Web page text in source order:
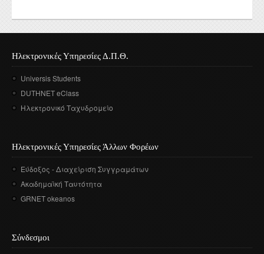
Ηλεκτρονικές Υπηρεσίες Δ.Π.Θ.
Universis Students
DUTHNET eClass
Ηλεκτρονικό Ταχυδρομείο
Ηλεκτρονικές Υπηρεσίες Άλλων Φορέων
Εύδοξος - Διαχείριση Συγγραμάτων
Ακαδημαϊκή Ταυτότητα
GRNET okeanos
Σύνδεσμοι